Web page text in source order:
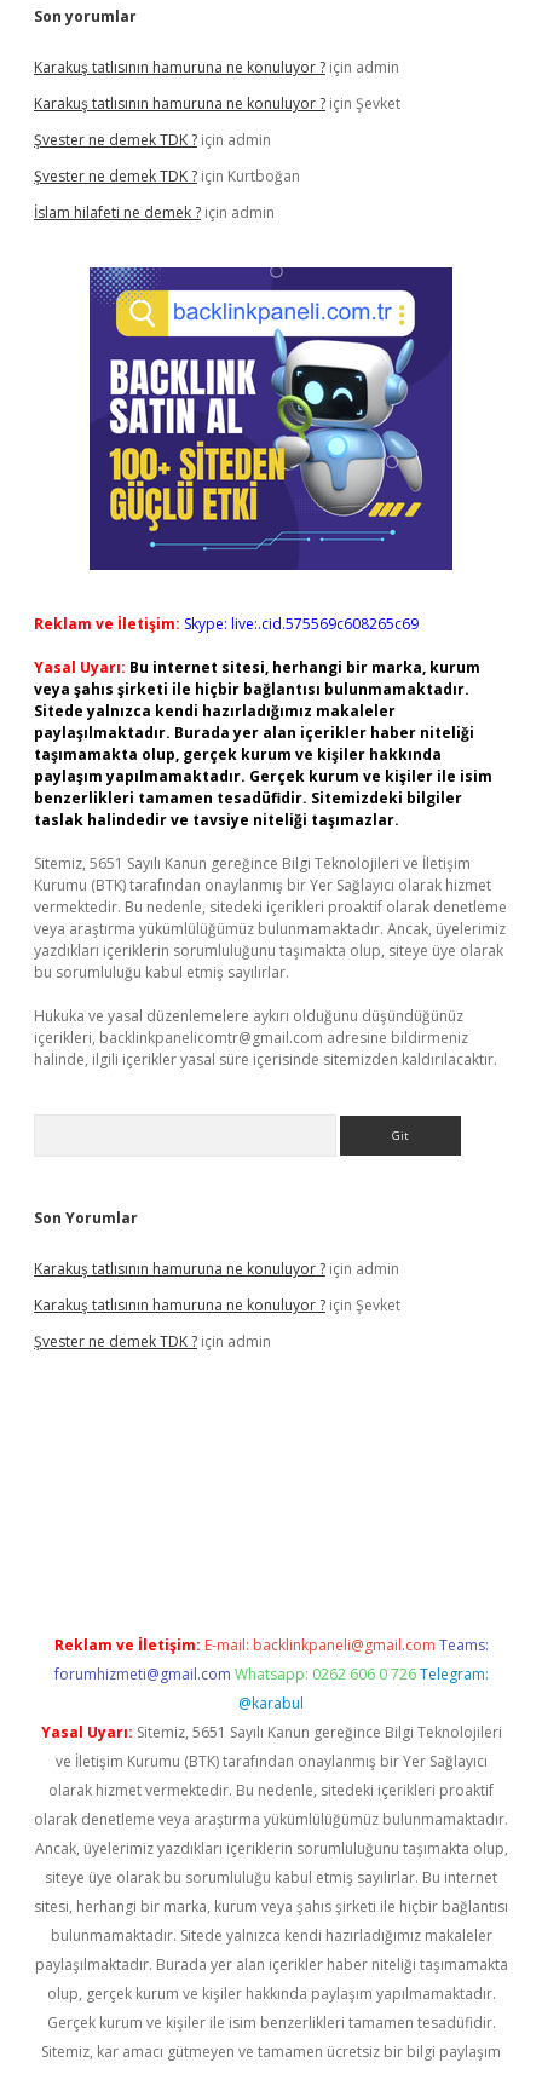
Son yorumlar
Karakuş tatlısının hamuruna ne konuluyor ? için admin
Karakuş tatlısının hamuruna ne konuluyor ? için Şevket
Şvester ne demek TDK ? için admin
Şvester ne demek TDK ? için Kurtboğan
İslam hilafeti ne demek ? için admin
Reklam ve İletişim: Skype: live:.cid.575569c608265c69
Yasal Uyarı: Bu internet sitesi, herhangi bir marka, kurum
veya şahıs şirketi ile hiçbir bağlantısı bulunmamaktadır.
Sitede yalnızca kendi hazırladığımız makaleler
paylaşılmaktadır. Burada yer alan içerikler haber niteliği
taşımamakta olup, gerçek kurum ve kişiler hakkında
paylaşım yapılmamaktadır. Gerçek kurum ve kişiler ile isim
benzerlikleri tamamen tesadüfidir. Sitemizdeki bilgiler
taslak halindedir ve tavsiye niteliği taşımazlar.
Sitemiz, 5651 Sayılı Kanun gereğince Bilgi Teknolojileri ve İletişim
Kurumu (BTK) tarafından onaylanmış bir Yer Sağlayıcı olarak hizmet
vermektedir. Bu nedenle, sitedeki içerikleri proaktif olarak denetleme
veya araştırma yükümlülüğümüz bulunmamaktadır. Ancak, üyelerimiz
yazdıkları içeriklerin sorumluluğunu taşımakta olup, siteye üye olarak
bu sorumluluğu kabul etmiş sayılırlar.
Hukuka ve yasal düzenlemelere aykırı olduğunu düşündüğünüz
içerikleri, backlinkpanelicomtr@gmail.com adresine bildirmeniz
halinde, ilgili içerikler yasal süre içerisinde sitemizden kaldırılacaktır.
Son Yorumlar
Karakuş tatlısının hamuruna ne konuluyor ? için admin
Karakuş tatlısının hamuruna ne konuluyor ? için Şevket
Şvester ne demek TDK ? için admin
Reklam ve İletişim: E-mail: backlinkpaneli@gmail.com Teams:
forumhizmeti@gmail.com Whatsapp: 0262 606 0 726 Telegram:
@karabul
Yasal Uyarı: Sitemiz, 5651 Sayılı Kanun gereğince Bilgi Teknolojileri
ve İletişim Kurumu (BTK) tarafından onaylanmış bir Yer Sağlayıcı
olarak hizmet vermektedir. Bu nedenle, sitedeki içerikleri proaktif
olarak denetleme veya araştırma yükümlülüğümüz bulunmamaktadır.
Ancak, üyelerimiz yazdıkları içeriklerin sorumluluğunu taşımakta olup,
siteye üye olarak bu sorumluluğu kabul etmiş sayılırlar. Bu internet
sitesi, herhangi bir marka, kurum veya şahıs şirketi ile hiçbir bağlantısı
bulunmamaktadır. Sitede yalnızca kendi hazırladığımız makaleler
paylaşılmaktadır. Burada yer alan içerikler haber niteliği taşımamakta
olup, gerçek kurum ve kişiler hakkında paylaşım yapılmamaktadır.
Gerçek kurum ve kişiler ile isim benzerlikleri tamamen tesadüfidir.
Sitemiz, kar amacı gütmeyen ve tamamen ücretsiz bir bilgi paylaşım